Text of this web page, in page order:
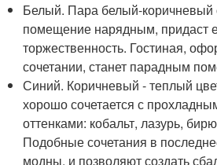
Белый. Пара белый-коричневый
помещение нарядным, придаст
торжественность. Гостиная,
сочетании, станет парадным
Синий. Коричневый - теплый
хорошо сочетается с
оттенками: кобальт, лазурь,
Подобные сочетания в
модны, и позволяют создать